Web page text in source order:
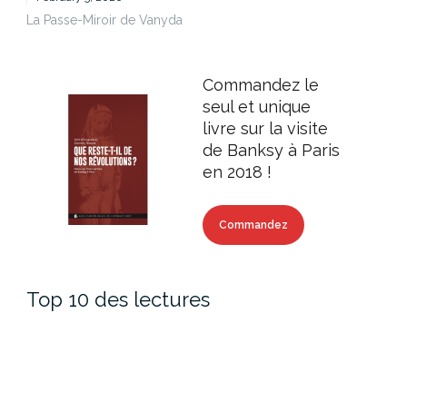
La Passe-Miroir de Vanyda
Commandez le
seul et unique
livre sur la visite
de Banksy à Paris
en 2018 !
Commandez
Top 10 des lectures